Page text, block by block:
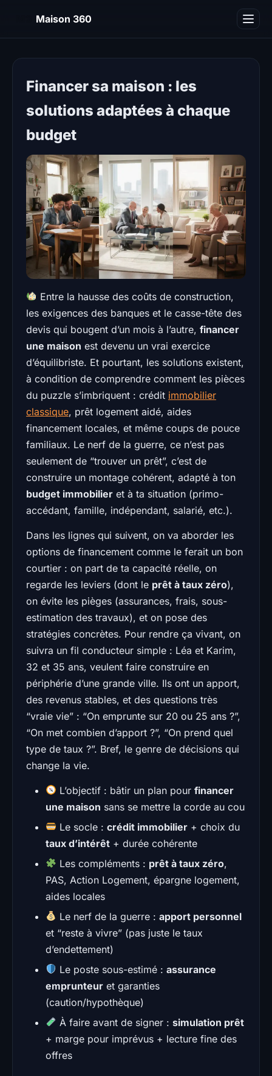
Maison 360
Financer sa maison : les
solutions adaptées à chaque
budget
Entre la hausse des coûts de construction,
les exigences des banques et le casse-tête des
devis qui bougent d’un mois à l’autre, financer
une maison est devenu un vrai exercice
d’équilibriste. Et pourtant, les solutions existent,
à condition de comprendre comment les pièces
du puzzle s’imbriquent : crédit immobilier
classique, prêt logement aidé, aides
financement locales, et même coups de pouce
familiaux. Le nerf de la guerre, ce n’est pas
seulement de “trouver un prêt”, c’est de
construire un montage cohérent, adapté à ton
budget immobilier et à ta situation (primo-
accédant, famille, indépendant, salarié, etc.).
Dans les lignes qui suivent, on va aborder les
options de financement comme le ferait un bon
courtier : on part de ta capacité réelle, on
regarde les leviers (dont le prêt à taux zéro),
on évite les pièges (assurances, frais, sous-
estimation des travaux), et on pose des
stratégies concrètes. Pour rendre ça vivant, on
suivra un fil conducteur simple : Léa et Karim,
32 et 35 ans, veulent faire construire en
périphérie d’une grande ville. Ils ont un apport,
des revenus stables, et des questions très
“vraie vie” : “On emprunte sur 20 ou 25 ans ?”,
“On met combien d’apport ?”, “On prend quel
type de taux ?”. Bref, le genre de décisions qui
change la vie.
L’objectif : bâtir un plan pourfinancer
une maison sans se mettre la corde au cou
Le socle :crédit immobilier + choix du
taux d’intérêt + durée cohérente
Les compléments : prêt à taux zéro,
PAS, Action Logement, épargne logement,
aides locales
Le nerf de la guerre :apport personnel
et “reste à vivre” (pas juste le taux
d’endettement)
Le poste sous-estimé :assurance
emprunteur et garanties
(caution/hypothèque)
À faire avant de signer :simulation prêt
+ marge pour imprévus + lecture fine des
offres